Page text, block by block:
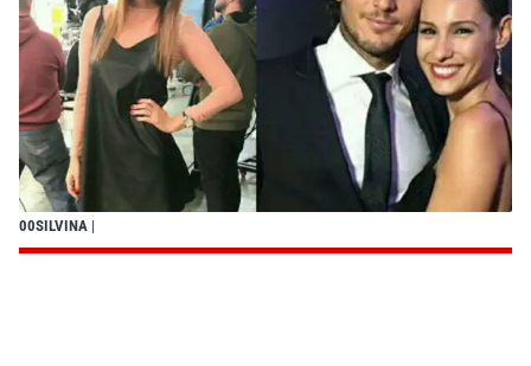
00SILVINA |